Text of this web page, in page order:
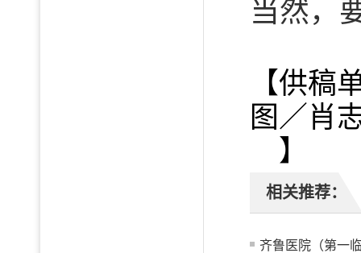
当然，
【供
图／肖
】
相关推荐：
齐鲁医院（第一